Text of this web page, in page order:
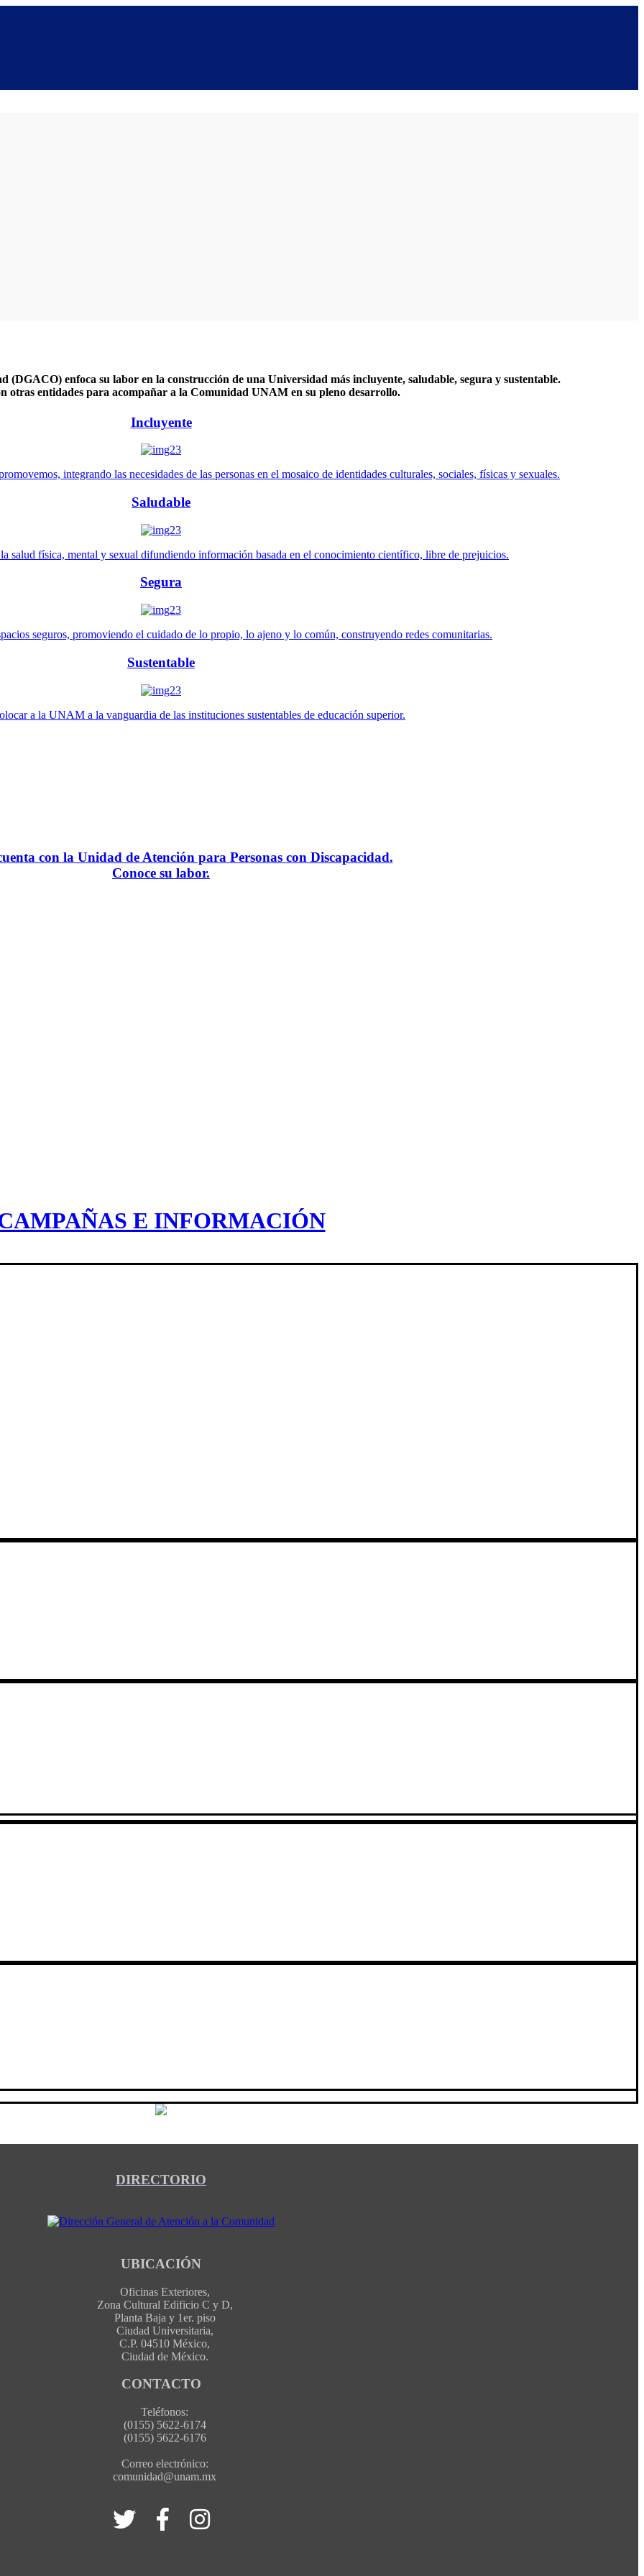
(DGACO) enfoca su labor en la construcción de una Universidad más incluyente, saludable, segura y sustentable.
otras entidades para acompañar a la Comunidad UNAM en su pleno desarrollo.
Incluyente
integrando las necesidades de las personas en el mosaico de identidades culturales, sociales, físicas y sexuales.
Saludable
salud física, mental y sexual difundiendo información basada en el conocimiento científico, libre de prejuicios.
Segura
seguros, promoviendo el cuidado de lo propio, lo ajeno y lo común, construyendo redes comunitarias.
Sustentable
a la UNAM a la vanguardia de las instituciones sustentables de educación superior.
con la Unidad de Atención para Personas con Discapacidad.
Conoce su labor.
E INFORMACIÓN
DIRECTORIO
UBICACIÓN
Oficinas Exteriores,
Zona Cultural Edificio C y D,
Planta Baja y 1er. piso
Ciudad Universitaria,
C.P. 04510 México,
Ciudad de México.
CONTACTO
Teléfonos:
(0155) 5622-6174
(0155) 5622-6176
Correo electrónico:
comunidad@unam.mx